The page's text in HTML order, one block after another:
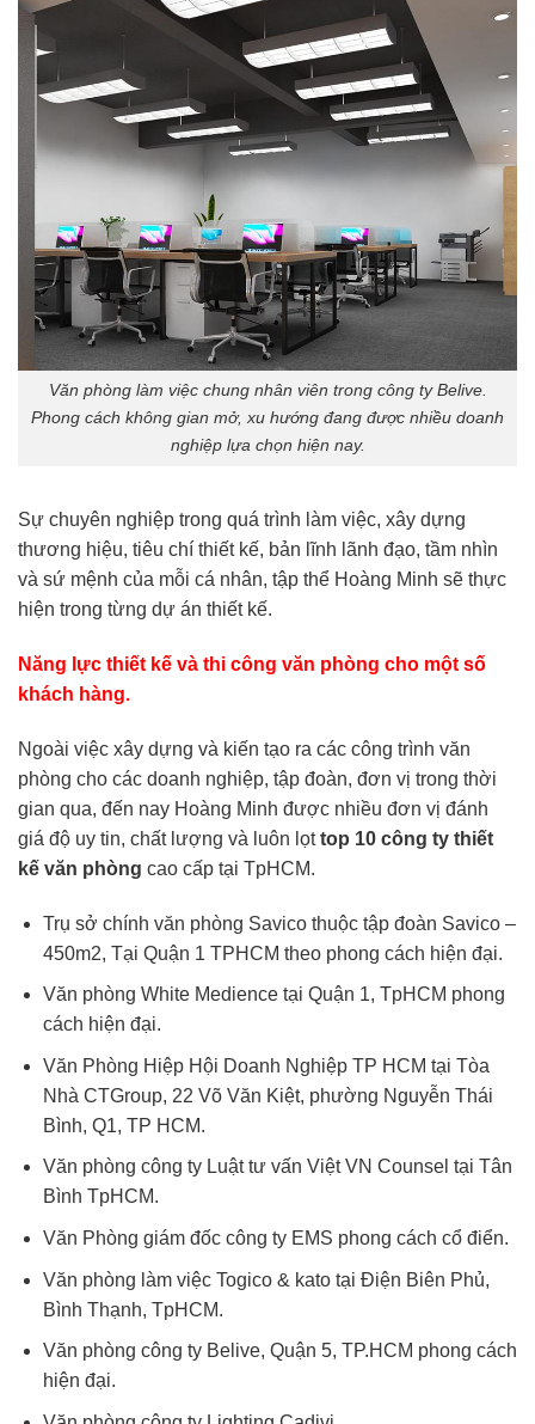
Văn phòng làm việc chung nhân viên trong công ty Belive.
Phong cách không gian mở, xu hướng đang được nhiều doanh
nghiệp lựa chọn hiện nay.
Sự chuyên nghiệp trong quá trình làm việc, xây dựng
thương hiệu, tiêu chí thiết kế, bản lĩnh lãnh đạo, tầm nhìn
và sứ mệnh của mỗi cá nhân, tập thể Hoàng Minh sẽ thực
hiện trong từng dự án thiết kế.
Năng lực thiết kế và thi công văn phòng cho một số
khách hàng.
Ngoài việc xây dựng và kiến tạo ra các công trình văn
phòng cho các doanh nghiệp, tập đoàn, đơn vị trong thời
gian qua, đến nay Hoàng Minh được nhiều đơn vị đánh
giá độ uy tin, chất lượng và luôn lọttop 10 công ty thiết
kế văn phòng cao cấp tại TpHCM.
Trụ sở chính văn phòng Savico thuộc tập đoàn Savico –
450m2, Tại Quận 1 TPHCM theo phong cách hiện đại.
Văn phòng White Medience tại Quận 1, TpHCM phong
cách hiện đại.
Văn Phòng Hiệp Hội Doanh Nghiệp TP HCM tại Tòa
Nhà CTGroup, 22 Võ Văn Kiệt, phường Nguyễn Thái
Bình, Q1, TP HCM.
Văn phòng công ty Luật tư vấn Việt VN Counsel tại Tân
Bình TpHCM.
Văn Phòng giám đốc công ty EMS phong cách cổ điển.
Văn phòng làm việc Togico & kato tại Điện Biên Phủ,
Bình Thạnh, TpHCM.
Văn phòng công ty Belive, Quận 5, TP.HCM phong cách
hiện đại.